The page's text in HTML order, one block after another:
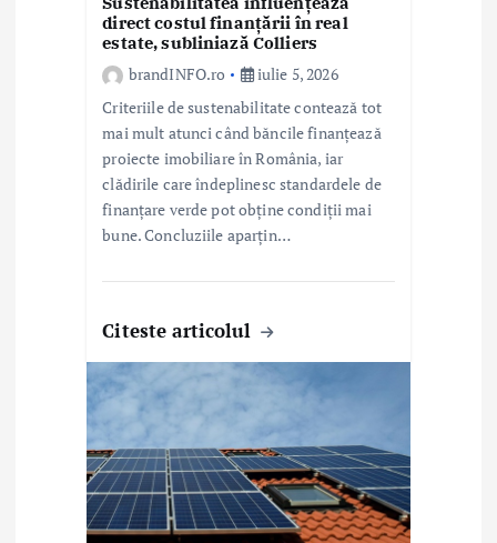
direct costul finanțării în real
estate, subliniază Colliers
brandINFO.ro
iulie 5, 2026
Criteriile de sustenabilitate contează tot
mai mult atunci când băncile finanțează
proiecte imobiliare în România, iar
clădirile care îndeplinesc standardele de
finanțare verde pot obține condiții mai
bune. Concluziile aparțin…
Citeste articolul